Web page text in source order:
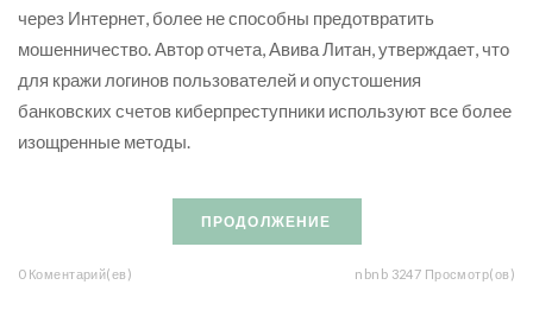
через Интернет, более не способны предотвратить
мошенничество. Автор отчета, Авива Литан, утверждает, что
для кражи логинов пользователей и опустошения
банковских счетов киберпреступники используют все более
изощренные методы.
ПРОДОЛЖЕНИЕ
0 Коментарий(ев) nbnb 3247 Просмотр(ов)